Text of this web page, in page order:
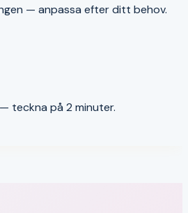
— anpassa efter ditt behov.
teckna på 2 minuter.